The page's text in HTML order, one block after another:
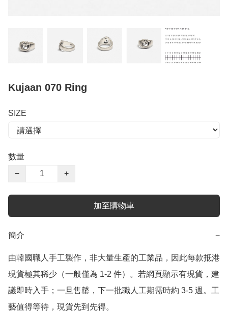
Kujaan 070 Ring
SIZE
數量
−
+
加至購物車
簡介 −
由韓國職人手工製作，非大量生產的工業品，因此每款抵港
現貨極其稀少（一般僅為 1-2 件）。若網頁顯示有現貨，建
議即時入手；一旦售罄，下一批職人工期需時約 3-5 週。工
藝值得等待，現貨先到先得。